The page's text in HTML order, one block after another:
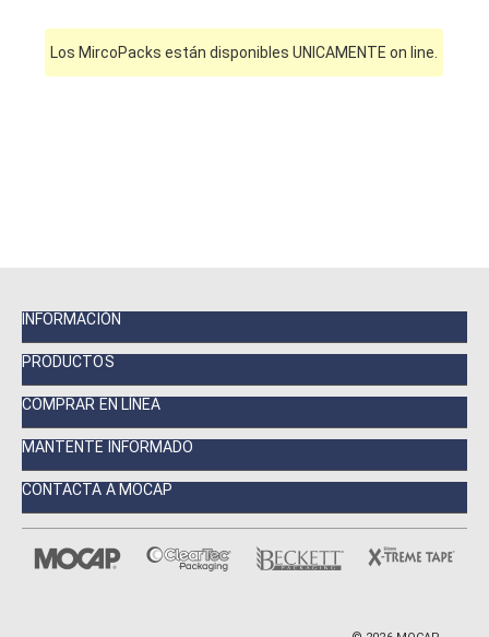
Los MircoPacks están disponibles UNICAMENTE on line.
INFORMACIÓN
PRODUCTOS
COMPRAR EN LÍNEA
MANTENTE INFORMADO
CONTACTA A MOCAP